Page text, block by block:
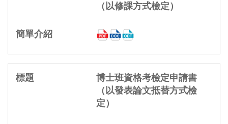
（以修課方式檢定）
博士班資格考檢定申請書
（以發表論文抵替方式檢
定）